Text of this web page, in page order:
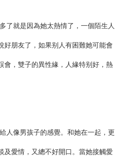
就是因為她太熱情了，一個陌生人
好朋友了，如果别人有困難她可能會
會，雙子的異性緣，人緣特别好，熱
像男孩子的感覺。和她在一起，更
及愛情，又總不好開口。當她接觸愛